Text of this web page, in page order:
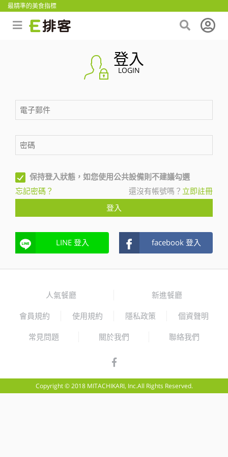
最精準的美食指標
登入
LOGIN
保持登入狀態，如您使用公共設備則不建議勾選
忘記密碼？
還沒有帳號嗎？ 立即註冊
登入
LINE 登入 facebook 登入
人氣餐廳 新進餐廳
會員規約 使用規約 隱私政策 個資聲明
常見問題 關於我們 聯絡我們
Copyright © 2018 MITACHIKARI, Inc.All Rights Reserved.